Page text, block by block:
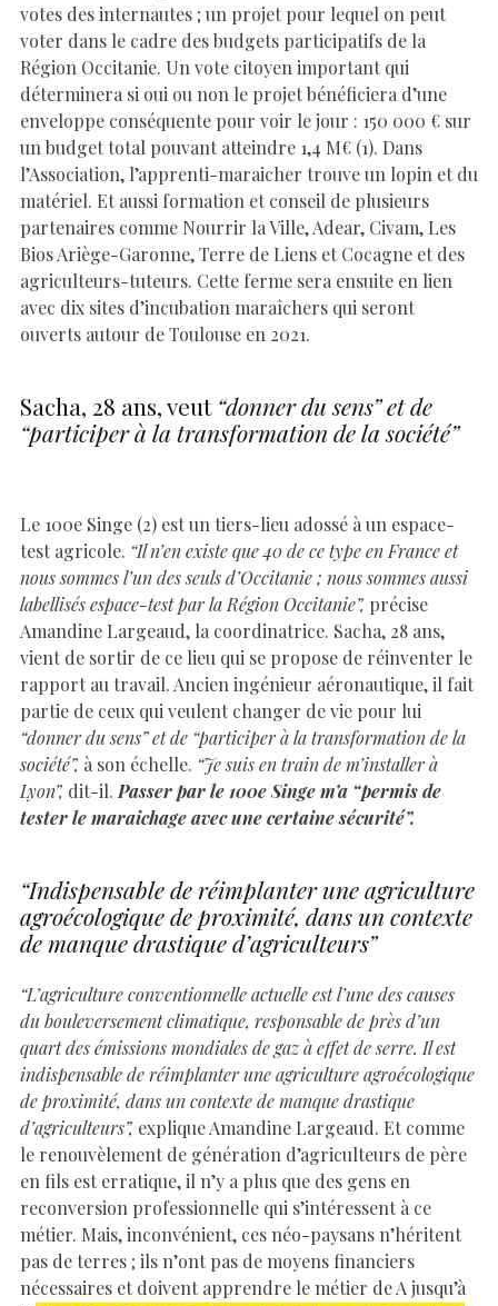
votes des internautes ; un projet pour lequel on peut
voter dans le cadre des budgets participatifs de la
Région Occitanie. Un vote citoyen important qui
déterminera si oui ou non le projet bénéficiera d’une
enveloppe conséquente pour voir le jour : 150 000 € sur
un budget total pouvant atteindre 1,4 M€ (1). Dans
l’Association, l’apprenti-maraicher trouve un lopin et du
matériel. Et aussi formation et conseil de plusieurs
partenaires comme Nourrir la Ville, Adear, Civam, Les
Bios Ariège-Garonne, Terre de Liens et Cocagne et des
agriculteurs-tuteurs. Cette ferme sera ensuite en lien
avec dix sites d’incubation maraîchers qui seront
ouverts autour de Toulouse en 2021.
Sacha, 28 ans, veut“donner du sens” et de
“participer à la transformation de la société”
Le 100e Singe (2) est un tiers-lieu adossé à un espace-
test agricole. “Il n’en existe que 40 de ce type en France et
nous sommes l’un des seuls d’Occitanie ; nous sommes aussi
labellisés espace-test par la Région Occitanie”, précise
Amandine Largeaud, la coordinatrice. Sacha, 28 ans,
vient de sortir de ce lieu qui se propose de réinventer le
rapport au travail. Ancien ingénieur aéronautique, il fait
partie de ceux qui veulent changer de vie pour lui
“donner du sens” et de “participer à la transformation de la
société”, à son échelle. “Je suis en train de m’installer à
Lyon”, dit-il. Passer par le 100e Singe m’a “permis de
tester le maraichage avec une certaine sécurité”.
“Indispensable de réimplanter une agriculture
agroécologique de proximité, dans un contexte
de manque drastique d’agriculteurs”
“L’agriculture conventionnelle actuelle est l’une des causes
du bouleversement climatique, responsable de près d’un
quart des émissions mondiales de gaz à effet de serre. Il est
indispensable de réimplanter une agriculture agroécologique
de proximité, dans un contexte de manque drastique
d’agriculteurs”, explique Amandine Largeaud. Et comme
le renouvèlement de génération d’agriculteurs de père
en fils est erratique, il n’y a plus que des gens en
reconversion professionnelle qui s’intéressent à ce
métier. Mais, inconvénient, ces néo-paysans n’héritent
pas de terres ; ils n’ont pas de moyens financiers
nécessaires et doivent apprendre le métier de A jusqu’à